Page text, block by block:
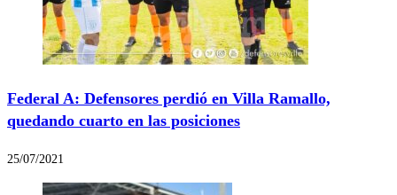
Federal A: Defensores perdió en Villa Ramallo,
quedando cuarto en las posiciones
25/07/2021